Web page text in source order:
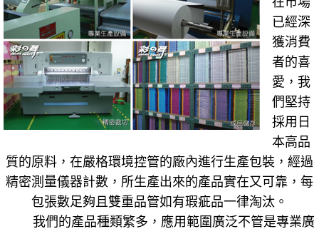
已經深
獲消費
者的喜
愛，我
們堅持
採用日
本高品
質的原料，在嚴格環境控管的廠內進行生產包裝，經過
精密測量儀器計數，所生產出來的產品實在又可靠，每
包張數足夠且雙重品管如有瑕疵品一律淘汰。
我們的產品種類繁多，應用範圍廣泛不管是專業廣